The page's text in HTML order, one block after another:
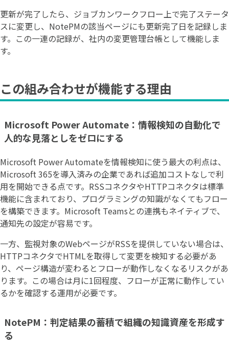
更新が完了したら、ジョブカンワークフロー上で完了ステータ
スに変更し、NotePMの該当ページにも更新完了日を記録しま
す。この一連の記録が、社内の変更管理台帳として機能しま
す。
この組み合わせが機能する理由
Microsoft Power Automate：情報検知の自動化で
人的な見落としをゼロにする
Microsoft Power Automateを情報検知に使う最大の利点は、
Microsoft 365を導入済みの企業であれば追加コストなしで利
用を開始できる点です。RSSコネクタやHTTPコネクタは標準
機能に含まれており、プログラミングの知識がなくてもフロー
を構築できます。Microsoft Teamsとの連携もネイティブで、
通知先の設定が容易です。
一方、監視対象のWebページがRSSを提供していない場合は、
HTTPコネクタでHTMLを取得して変更を検知する必要があ
り、ページ構造が変わるとフローが動作しなくなるリスクがあ
ります。この場合は月に1回程度、フローが正常に動作してい
るかを確認する運用が必要です。
NotePM：判定結果の蓄積で組織の知識資産を形成す
る